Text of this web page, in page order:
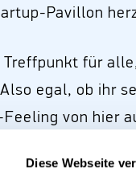
Diese Webseite
Pavillon
Treffpunkt für
egal, ob ihr
Feeling von hier